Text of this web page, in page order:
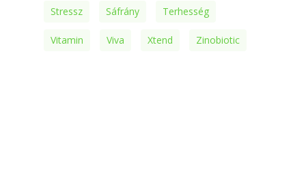
Stressz Sáfrány Terhesség
Vitamin Viva Xtend Zinobiotic